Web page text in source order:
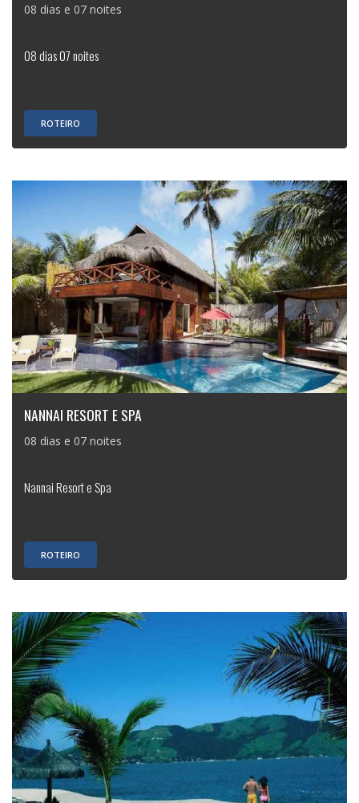
08 dias e 07 noites
08 dias 07 noites
ROTEIRO
NANNAI RESORT E SPA
08 dias e 07 noites
Nannai Resort e Spa
ROTEIRO